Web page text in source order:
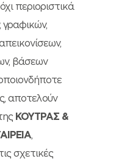
περιοριστικά
γραφικών,
βάσεων
αποτελούν
ΚΟΥΤΡΑΣ &
,
σχετικές